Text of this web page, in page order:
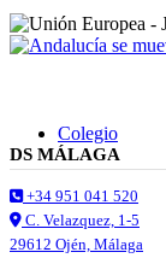
Colegio
DS MÁLAGA
+34 951 041 520
C. Velazquez, 1-5
29612 Ojén, Málaga